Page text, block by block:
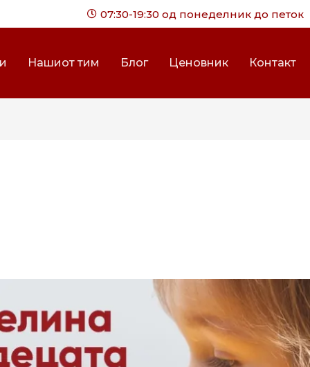
07:30-19:30 од понеделник до петок
Нашиот тим Блог Ценовник Контакт